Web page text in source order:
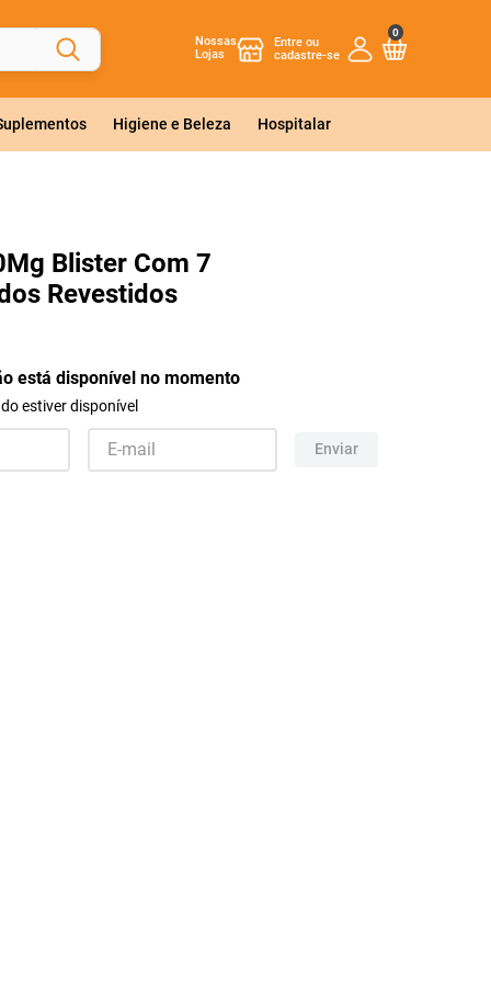
Nossas
Lojas
0
Higiene e Beleza Hospitalar
Blister Com 7
Revestidos
está disponível no momento
estiver disponível
Enviar